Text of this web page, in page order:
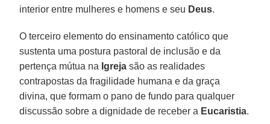
interior entre mulheres e homens e seu Deus.
O terceiro elemento do ensinamento católico que
sustenta uma postura pastoral de inclusão e da
pertença mútua na Igreja são as realidades
contrapostas da fragilidade humana e da graça
divina, que formam o pano de fundo para qualquer
discussão sobre a dignidade de receber a Eucaristia.